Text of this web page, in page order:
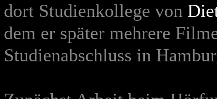
dort Studienkollege von
dem er später mehrere
Studienabschluss in